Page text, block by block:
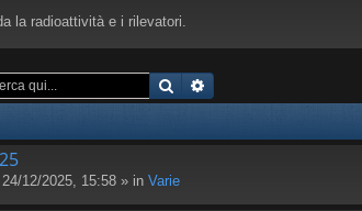
la radioattività e i rilevatori.
Cerca
12/2025, 15:58 » in Varie